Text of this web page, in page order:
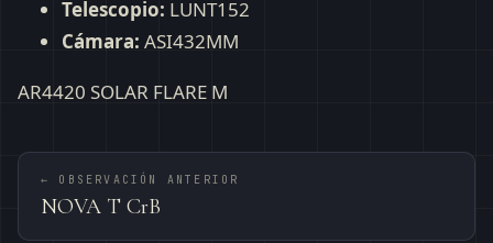
Telescopio: LUNT152
Cámara: ASI432MM
AR4420 SOLAR FLARE M
← OBSERVACIÓN ANTERIOR
NOVA T CrB